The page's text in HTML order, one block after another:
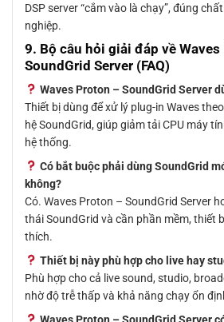
DSP server “cắm vào là chạy”, đúng
nghiệp.
9. Bộ câu hỏi giải đáp về
SoundGrid Server (FAQ)
Waves Proton – SoundGrid Server
Thiết bị dùng để xử lý plug-in Waves
hệ SoundGrid, giúp giảm tải CPU máy
hệ thống.
Có bắt buộc phải dùng SoundGrid
không?
Có. Waves Proton – SoundGrid Server
thái SoundGrid và cần phần mềm, thiết
thích.
Thiết bị này phù hợp cho live hay
Phù hợp cho cả live sound, studio,
nhờ độ trễ thấp và khả năng chạy ổn